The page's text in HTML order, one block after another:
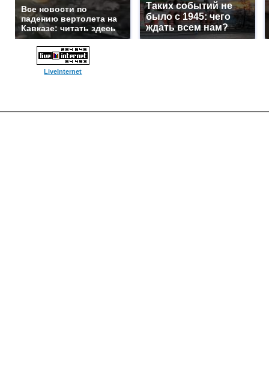
Все новости по
падению вертолета на
Кавказе: читать здесь
Таких событий не
было с 1945: чего
ждать всем нам?
LiveInternet